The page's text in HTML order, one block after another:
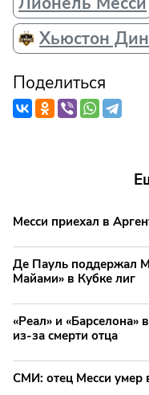
Хьюстон
Поделиться
Месси приехал в
Де Пауль поддержал
Майами» в Кубке лиг
«Реал» и «Барселона»
из-за смерти отца
СМИ: отец Месси умер